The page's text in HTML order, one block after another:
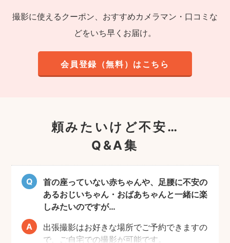
撮影に使えるクーポン、おすすめカメラマン・口コミな
どをいち早くお届け。
会員登録（無料）はこちら
頼みたいけど不安…
Q&A集
首の座っていない赤ちゃんや、足腰に不安の
あるおじいちゃん・おばあちゃんと一緒に楽
しみたいのですが…
出張撮影はお好きな場所でご予約できますの
で、ご自宅での撮影が可能です。